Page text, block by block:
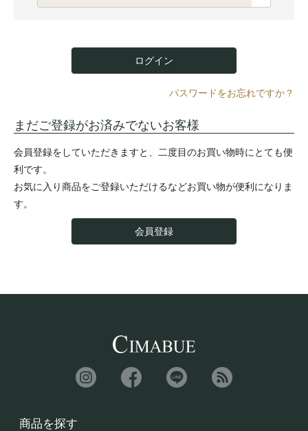
必
ログイン
パスワードをお忘れですか？
まだご登録がお済みでないお客様
会員登録をしていただきますと、二度目のお買い物時にとても便
利です。
お気に入り商品をご登録いただけるなどお買い物が便利になりま
す。
会員登録
商品を探す